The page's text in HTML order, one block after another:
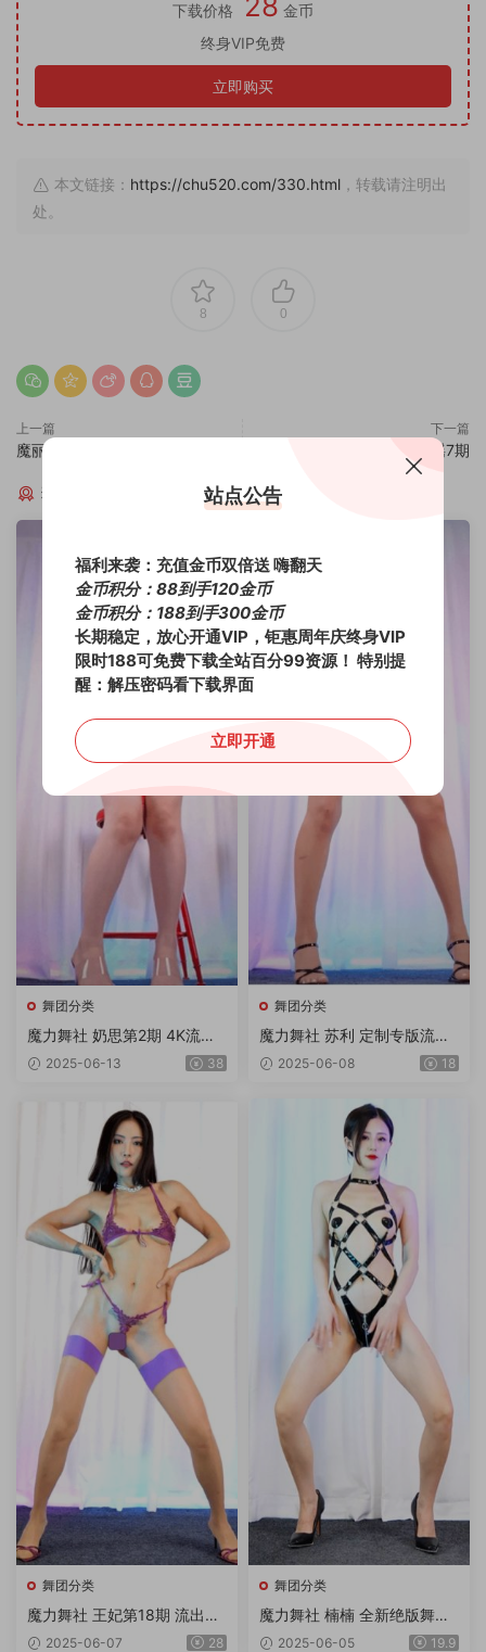
下载价格
金币
终身VIP免费
立即购买
本文链接： https://chu520.com/330.html ，转载请注明出
处。
8 0
上一篇
魔丽舞社娜美5期
下一篇
魔丽舞社青瑶7期
猜你喜欢
舞团分类
魔力舞社 奶思第2期 4K流出
版6V2025-06-13 38
舞团分类
魔力舞社 苏利 定制专版流出
3V4K2025-06-08 18
舞团分类
魔力舞社 王妃第18期 流出版
18V2025-06-07 28
舞团分类
魔力舞社 楠楠 全新绝版舞团
超清4K画质双角度专版 第11
2025-06-05 19.9
站点公告
福利来袭：充值金币双倍送 嗨翻天
金币积分：88到手120金币
金币积分：188到手300金币
长期稳定，放心开通VIP，钜惠周年庆终身VIP
限时188可免费下载全站百分99资源！ 特别提
醒：解压密码看下载界面
立即开通